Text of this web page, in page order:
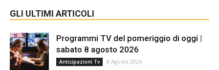
GLI ULTIMI ARTICOLI
Programmi TV del pomeriggio di oggi |
sabato 8 agosto 2026
Anticipazioni Tv 8 Agosto 2026